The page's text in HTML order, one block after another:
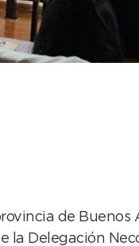
de Buenos
la Delegación